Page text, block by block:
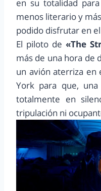
en su totalidad
menos literario y
podido disfrutar en
El piloto de «The
más de una hora de
un avión aterriza en
York para que,
totalmente en
tripulación ni